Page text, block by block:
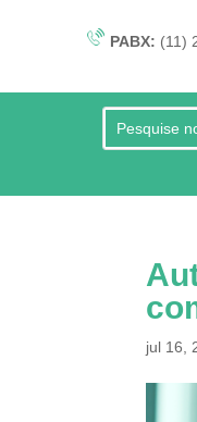
PABX: (11)
jul 16,